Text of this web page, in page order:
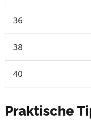
36
38
40
Praktische